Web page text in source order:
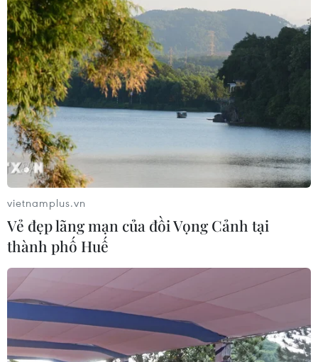
Tìm ra cơ chế gây bệnh ung thư
xương hiếm gặp
17/07/2026 01:05
Xem thêm
Tổng Biên tập: TRẦN TIẾN DUẨN
Phó Tổng Biên tập: NGUYỄN THỊ TÁM, KHÚC THANH
vietnamplus.vn
Vẻ đẹp lãng mạn của đồi Vọng Cảnh tại
thành phố Huế